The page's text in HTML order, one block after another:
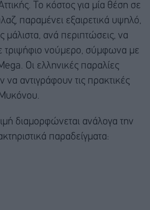
Το κόστος για μία θέση σε
παραμένει εξαιρετικά υψηλό,
μάλιστα, ανά περιπτώσεις, να
τριψήφιο νούμερο, σύμφωνα με
Οι ελληνικές παραλίες
να αντιγράφουν τις πρακτικές
διαμορφώνεται ανάλογα την
παραδείγματα: